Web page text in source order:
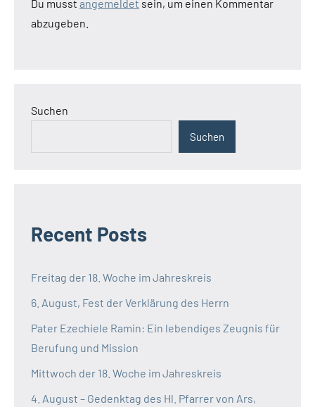
Du musst angemeldet sein, um einen Kommentar
abzugeben.
Suchen
Suchen
Recent Posts
Freitag der 18. Woche im Jahreskreis
6. August, Fest der Verklärung des Herrn
Pater Ezechiele Ramin: Ein lebendiges Zeugnis für
Berufung und Mission
Mittwoch der 18. Woche im Jahreskreis
4. August – Gedenktag des Hl. Pfarrer von Ars,